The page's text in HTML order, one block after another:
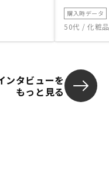
購入時データ
50代 / 化粧
ンタビューを
もっと見る